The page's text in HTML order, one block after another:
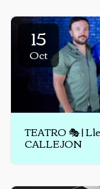
15
Oct
TEATRO 🎭 |
CALLEJON